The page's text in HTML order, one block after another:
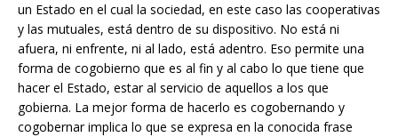
un Estado en el cual la sociedad, en este caso las cooperativas
y las mutuales, está dentro de su dispositivo. No está ni
afuera, ni enfrente, ni al lado, está adentro. Eso permite una
forma de cogobierno que es al fin y al cabo lo que tiene que
hacer el Estado, estar al servicio de aquellos a los que
gobierna. La mejor forma de hacerlo es cogobernando y
cogobernar implica lo que se expresa en la conocida frase